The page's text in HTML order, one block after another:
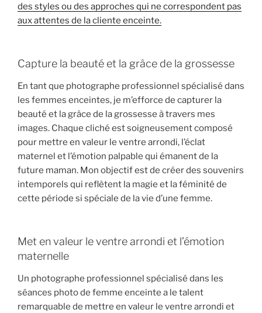
des styles ou des approches qui ne correspondent pas
aux attentes de la cliente enceinte.
Capture la beauté et la grâce de la grossesse
En tant que photographe professionnel spécialisé dans
les femmes enceintes, je m’efforce de capturer la
beauté et la grâce de la grossesse à travers mes
images. Chaque cliché est soigneusement composé
pour mettre en valeur le ventre arrondi, l’éclat
maternel et l’émotion palpable qui émanent de la
future maman. Mon objectif est de créer des souvenirs
intemporels qui reflètent la magie et la féminité de
cette période si spéciale de la vie d’une femme.
Met en valeur le ventre arrondi et l’émotion
maternelle
Un photographe professionnel spécialisé dans les
séances photo de femme enceinte a le talent
remarquable de mettre en valeur le ventre arrondi et